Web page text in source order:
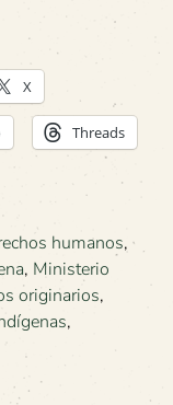
X
Threads
humanos,
, Ministerio
originarios,
,